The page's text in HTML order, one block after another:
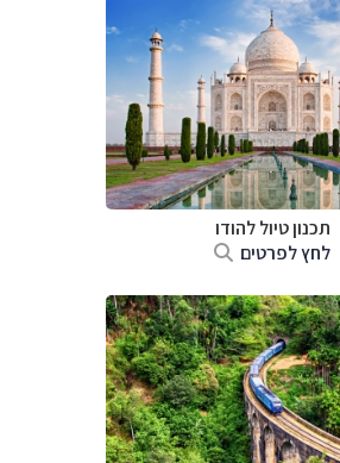
תכנון טיוללהודו
לחץ לפרטים